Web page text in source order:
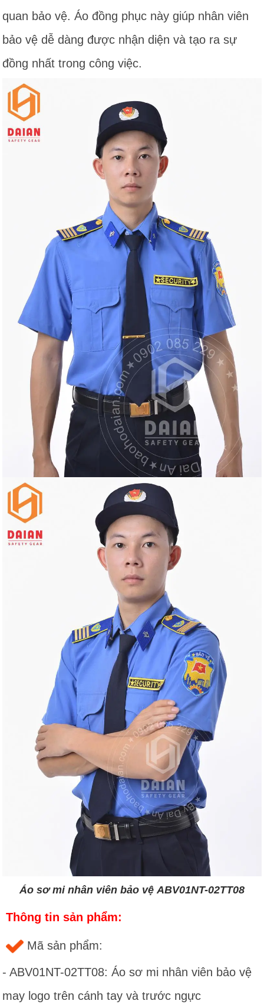
quan bảo vệ. Áo đồng phục này giúp nhân viên
bảo vệ dễ dàng được nhận diện và tạo ra sự
đồng nhất trong công việc.
Áo sơ mi nhân viên bảo vệ ABV01NT-02TT08
Thông tin sản phẩm:
Mã sản phẩm:
- ABV01NT-02TT08: Áo sơ mi nhân viên bảo vệ
may logo trên cánh tay và trước ngực